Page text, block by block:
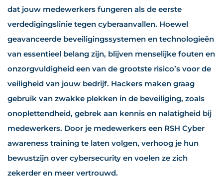
dat jouw medewerkers fungeren als de eerste
verdedigingslinie tegen cyberaanvallen. Hoewel
geavanceerde beveiligingssystemen en technologieën
van essentieel belang zijn, blijven menselijke fouten en
onzorgvuldigheid een van de grootste risico’s voor de
veiligheid van jouw bedrijf. Hackers maken graag
gebruik van zwakke plekken in de beveiliging, zoals
onoplettendheid, gebrek aan kennis en nalatigheid bij
medewerkers. Door je medewerkers een RSH Cyber
awareness training te laten volgen, verhoog je hun
bewustzijn over cybersecurity en voelen ze zich
zekerder en meer vertrouwd.